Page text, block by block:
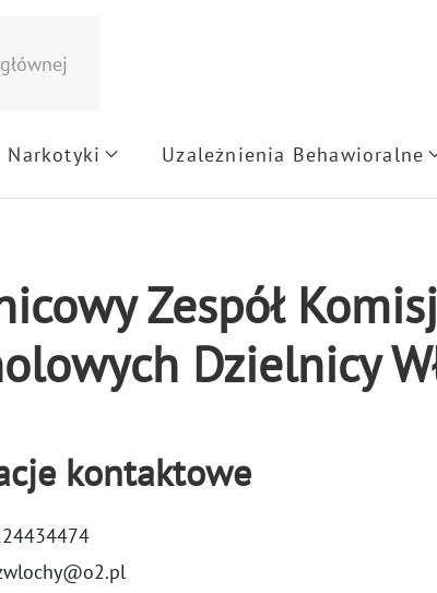
Narkotyki Uzależnienia Behawioralne
Zespół
Dzielnicy
kontaktowe